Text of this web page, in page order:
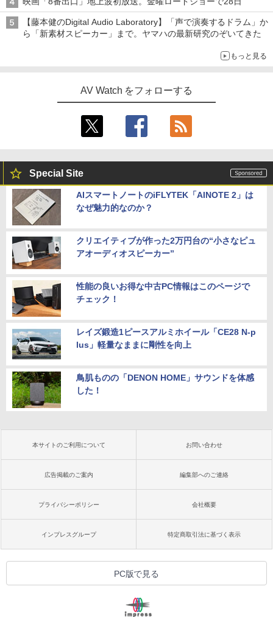
【藤本健のDigital Audio Laboratory】「声で演奏するドラム」か
ら「新素材スピーカー」まで。ヤマハの最新研究のぞいてきた
もっと見る
AV Watch をフォローする
Special Site
AIスマートノートのiFLYTEK「AINOTE 2」は
なぜ魅力的なのか？
クリエイティブが作った2万円台の“小さなピュ
アオーディオスピーカー”
性能の良いお得な中古PC情報はこのページで
チェック！
レイズ鍛造1ピースアルミホイール「CE28 N-p
lus」軽量なままに剛性を向上
鳥肌ものの「DENON HOME」サウンドを体感
した！
本サイトのご利用について お問い合わせ
広告掲載のご案内 編集部へのご連絡
プライバシーポリシー 会社概要
インプレスグループ 特定商取引法に基づく表示
PC版で見る